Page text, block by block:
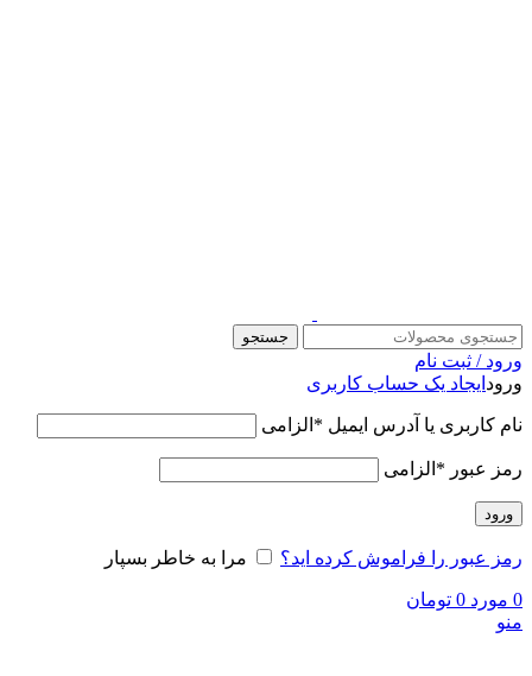
جستجو
ورود / ثبت نام
ورود ایجاد یک حساب کاربری
نام کاربری یا آدرس ایمیل * الزامی
رمز عبور * الزامی
ورود
رمز عبور را فراموش کرده اید؟ مرا به خاطر بسپار
0 مورد 0 تومان
منو